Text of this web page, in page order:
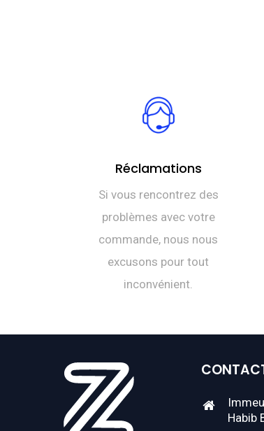
Réclamations
Si vous rencontrez des
problèmes avec votre
commande, nous nous
excusons pour tout
inconvénient.
Habib